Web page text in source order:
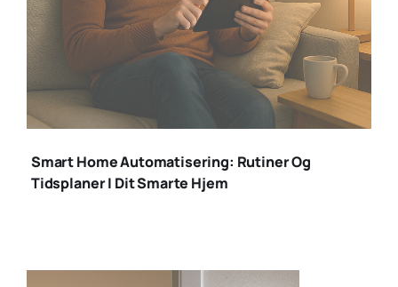
smart home
automatisering
Smart Home Automatisering: Rutiner Og
Tidsplaner I Dit Smarte Hjem